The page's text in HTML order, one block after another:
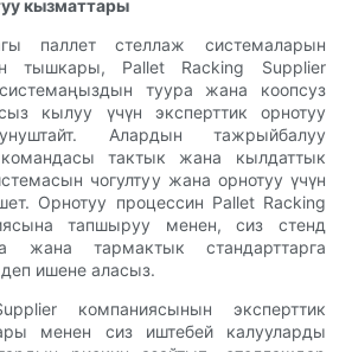
кызматтары
паллет стеллаж системаларын
тышкары, Pallet Racking Supplier
туура жана коопсуз
кылуу үчүн эксперттик орнотуу
Алардын тажрыйбалуу
тактык жана кылдаттык
чогултуу жана орнотуу үчүн
Орнотуу процессин Pallet Racking
тапшыруу менен, сиз стенд
жана тармактык стандарттарга
ишене аласыз.
компаниясынын эксперттик
менен сиз иштебей калууларды